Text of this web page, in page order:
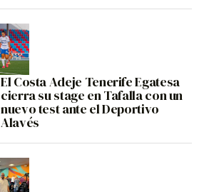
El Costa Adeje Tenerife Egatesa
cierra su stage en Tafalla con un
nuevo test ante el Deportivo
Alavés